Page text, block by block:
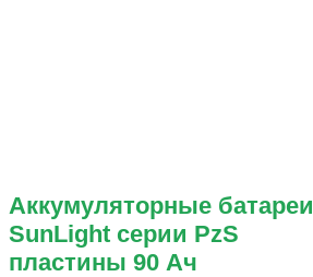
Аккумуляторные батареи
SunLight серии PzS
пластины 90 Ач